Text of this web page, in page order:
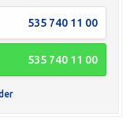
535 740 11 00
535 740 11 00